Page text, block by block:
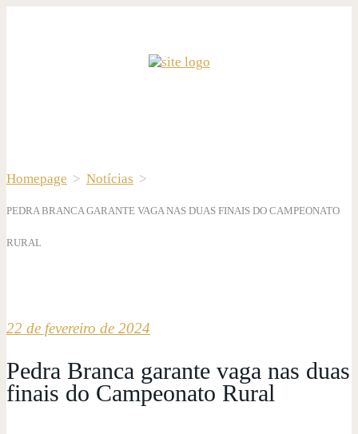
Homepage > Notícias >
PEDRA BRANCA GARANTE VAGA NAS DUAS FINAIS DO CAMPEONATO
RURAL
22 de fevereiro de 2024
Pedra Branca garante vaga nas duas
finais do Campeonato Rural